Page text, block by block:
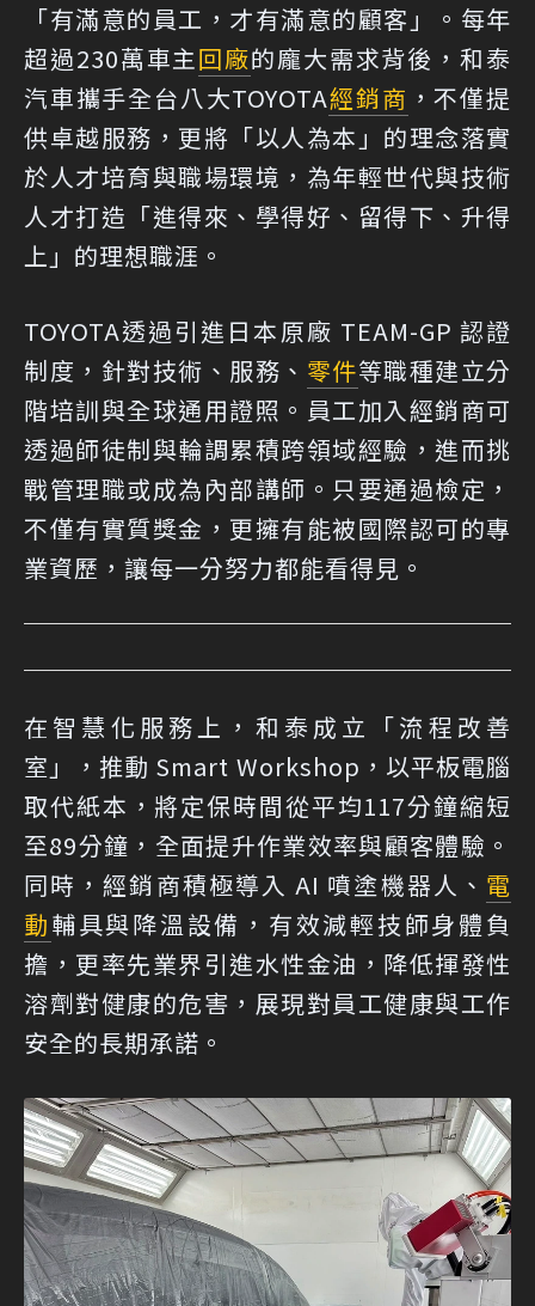
「有滿意的員工，才有滿意的顧客」。每年
超過230萬車主回廠的龐大需求背後，和泰
汽車攜手全台八大TOYOTA經銷商 ，不僅提
供卓越服務，更將「以人為本」的理念落實
於人才培育與職場環境，為年輕世代與技術
人才打造「進得來、學得好、留得下、升得
上」的理想職涯。
TOYOTA透過引進日本原廠 TEAM-GP 認證
制度，針對技術、服務、 零件等職種建立分
階培訓與全球通用證照。員工加入經銷商可
透過師徒制與輪調累積跨領域經驗，進而挑
戰管理職或成為內部講師。只要通過檢定，
不僅有實質獎金，更擁有能被國際認可的專
業資歷，讓每一分努力都能看得見。
在智慧化服務上，和泰成立「流程改善
室」，推動 Smart Workshop，以平板電腦
取代紙本，將定保時間從平均117分鐘縮短
至89分鐘，全面提升作業效率與顧客體驗。
同時，經銷商積極導入 AI 噴塗機器人、 電
動輔具與降溫設備，有效減輕技師身體負
擔，更率先業界引進水性金油，降低揮發性
溶劑對健康的危害，展現對員工健康與工作
安全的長期承諾。